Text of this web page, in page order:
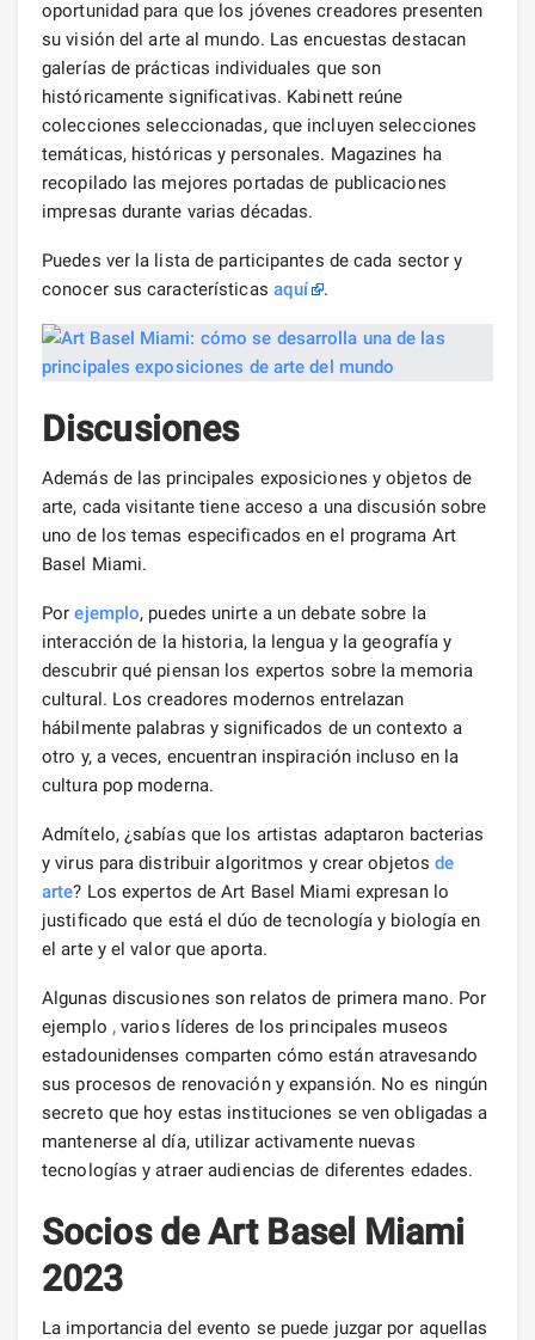
oportunidad para que los jóvenes creadores presenten
su visión del arte al mundo. Las encuestas destacan
galerías de prácticas individuales que son
históricamente significativas. Kabinett reúne
colecciones seleccionadas, que incluyen selecciones
temáticas, históricas y personales. Magazines ha
recopilado las mejores portadas de publicaciones
impresas durante varias décadas.
Puedes ver la lista de participantes de cada sector y
conocer sus características aquí .
Discusiones
Además de las principales exposiciones y objetos de
arte, cada visitante tiene acceso a una discusión sobre
uno de los temas especificados en el programa Art
Basel Miami.
Porejemplo, puedes unirte a un debate sobre la
interacción de la historia, la lengua y la geografía y
descubrir qué piensan los expertos sobre la memoria
cultural. Los creadores modernos entrelazan
hábilmente palabras y significados de un contexto a
otro y, a veces, encuentran inspiración incluso en la
cultura pop moderna.
Admítelo, ¿sabías que los artistas adaptaron bacterias
y virus para distribuir algoritmos y crear objetosde
arte? Los expertos de Art Basel Miami expresan lo
justificado que está el dúo de tecnología y biología en
el arte y el valor que aporta.
Algunas discusiones son relatos de primera mano. Por
ejemplo ,varios líderes de los principales museos
estadounidenses comparten cómo están atravesando
sus procesos de renovación y expansión. No es ningún
secreto que hoy estas instituciones se ven obligadas a
mantenerse al día, utilizar activamente nuevas
tecnologías y atraer audiencias de diferentes edades.
Socios de Art Basel Miami
2023
La importancia del evento se puede juzgar por aquellas